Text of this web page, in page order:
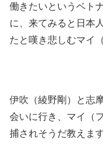
働きたいというベト
に、来てみると日本
たと嘆き悲しむマイ
伊吹（綾野剛）と志
会いに行き、マイ（
捕されそうだ教えます